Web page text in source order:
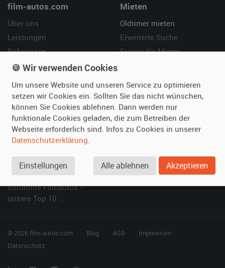
film-autos.com
Über uns
Leistungen
Referenzen
Kundenmeinungen
Mieten
Oldtimer mieten
Erweiterte Suche
Fragen für Mieter
Vermieten
Oldtimer anmelden
Fotos senden
Fragen für Vermieter
Hilfe
Häufige Fragen (FAQ)
So funktioniert's
SPECIAL
Berühmte Filmautos –
unsere Top 10 ...
© 2026 film-autos.com Blog AGB
Impressum
Datenschutz
🍪 Wir verwenden Cookies
Um unsere Website und unseren Service zu optimieren
setzen wir Cookies ein. Sollten Sie das nicht wünschen,
können Sie Cookies ablehnen. Dann werden nur
funktionale Cookies geladen, die zum Betreiben der
Webseite erforderlich sind. Infos zu Cookies in unserer
Datenschutzerklärung.
Einstellungen Alle ablehnen Akzeptieren